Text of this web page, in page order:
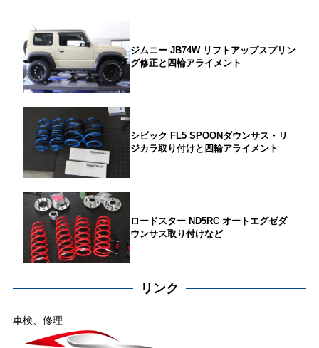
ジムニー JB74W リフトアップスプリン
グ修正と四輪アライメント
シビック FL5 SPOONダウンサス・リ
ジカラ取り付けと四輪アライメント
ロードスター ND5RC オートエグゼダ
ウンサス取り付けなど
リンク
車検、修理